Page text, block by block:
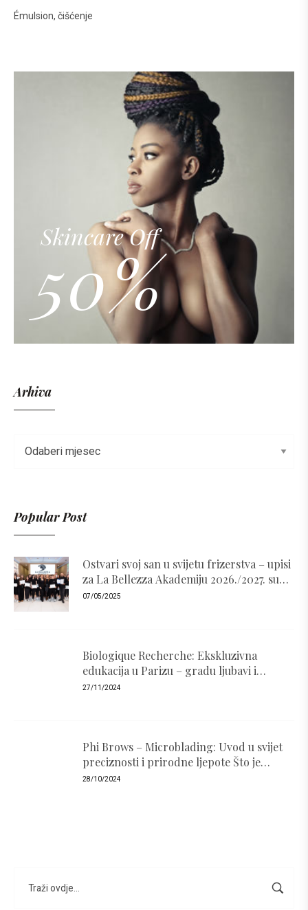
Émulsion čišćenje
Skincare Off
50%
Arhiva
Popular Post
Ostvari svoj san u svijetu frizerstva – upisi
za La Bellezza Akademiju 2026./2027. su
otvoreni!
07/05/2025
Biologique Recherche: Ekskluzivna
edukacija u Parizu – gradu ljubavi i
luksuza
27/11/2024
Phi Brows – Microblading: Uvod u svijet
preciznosti i prirodne ljepote Što je
PhiBrows i zašto je popularan ?
28/10/2024